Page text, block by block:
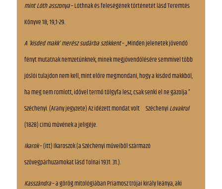
mint Lóth asszonya– Lóthnak és feleségének történetét lásd Teremtés
Könyve 18; 19,1-29.
A ’kisded makk’ merész sudárba szökkent– „Minden jelenetek jövendő
fényt mutatnak nemzetünknek, minek megjövendölésére semmivel több
jóslói tulajdon nem kell, mint előre megmondani, hogy a kisded makkból,
ha meg nem romlott, idővel termő tölgyfa lesz, csak senki el ne gázolja.”
Széchenyi. (Arany jegyzete) Az idézett mondat volt Széchenyi Lovakrul
(1828) című művének a jeligéje.
Ikarok– (itt) Ikaroszok (a Széchenyi műveiből származó
szövegpárhuzamokat lásd Tolnai 1931. 31.).
Kasszándra– a görög mitológiában Priamosz trójai király leánya, aki